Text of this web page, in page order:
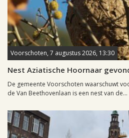
Voorschoten, 7 augustus 2026, 13:30
Nest Aziatische Hoornaar
De gemeente Voorschoten waarschuwt
de Van Beethovenlaan is een nest van de...